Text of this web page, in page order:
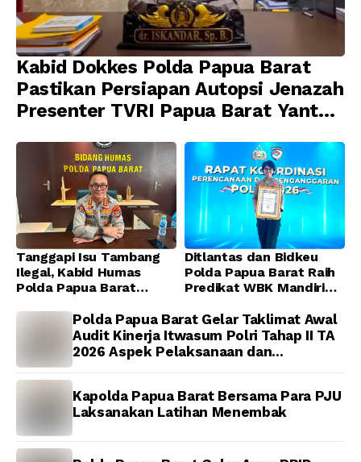
Kabid Dokkes Polda Papua Barat
Pastikan Persiapan Autopsi Jenazah
Presenter TVRI Papua Barat Yanto
Dijadwalkan Kamis
Tanggapi Isu Tambang
Ilegal, Kabid Humas
Polda Papua Barat
Toleransi bagi Oknum
Ditlantas dan Bidkeu
Polda Papua Barat Raih
Predikat WBK Mandiri
Wujudkan Pelayanan
Bersih dan Berintegritas
Polda Papua Barat Gelar Taklimat Awal
Audit Kinerja Itwasum Polri Tahap II TA
2026 Aspek Pelaksanaan dan
Kapolda Papua Barat Bersama Para PJU
Laksanakan Latihan Menembak